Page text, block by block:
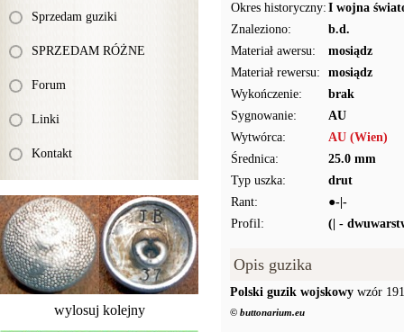
Sprzedam guziki
SPRZEDAM RÓŻNE
Forum
Linki
Kontakt
wylosuj kolejny
Okres historyczny: I wojna
Znaleziono:
b.d.
Materiał awersu:
mosiądz
Materiał rewersu:
mosiądz
Wykończenie:
brak
Sygnowanie:
AU
Wytwórca:
AU (Wien)
Średnica:
25.0 mm
Typ uszka:
drut
Rant:
●-|-
Profil:
(| -
Opis guzika
Polski guzik wojskowy wzór
© buttonarium.eu